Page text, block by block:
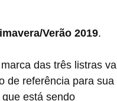
Verão 2019.
de referência para sua
que está sendo